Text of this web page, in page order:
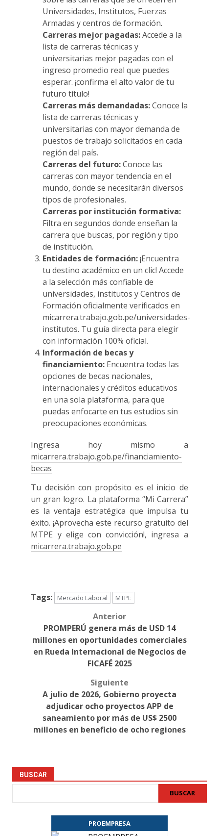
Universidades, Institutos, Fuerzas
Armadas y centros de formación.
Carreras mejor pagadas:Accede a la
lista de carreras técnicas y
universitarias mejor pagadas con el
ingreso promedio real que puedes
esperar. ¡confirma el alto valor de tu
futuro título!
Carreras más demandadas:Conoce la
lista de carreras técnicas y
universitarias con mayor demanda de
puestos de trabajo solicitados en cada
región del país.
Carreras del futuro:Conoce las
carreras con mayor tendencia en el
mundo, donde se necesitarán diversos
tipos de profesionales.
Carreras por institución formativa:
Filtra en segundos donde enseñan la
carrera que buscas, por región y tipo
de institución.
Entidades de formación:¡Encuentra
tu destino académico en un clic! Accede
a la selección más confiable de
universidades, institutos y Centros de
Formación oficialmente verificados en
micarrera.trabajo.gob.pe/universidades-
institutos. Tu guía directa para elegir
con información 100% oficial.
Información de becas y
financiamiento: Encuentra todas las
opciones de becas nacionales,
internacionales y créditos educativos
en una sola plataforma, para que
puedas enfocarte en tus estudios sin
preocupaciones económicas.
Ingresa hoy mismo a
micarrera.trabajo.gob.pe/financiamiento-
becas
Tu decisión con propósito es el inicio de
un gran logro. La plataforma “Mi Carrera”
es la ventaja estratégica que impulsa tu
éxito. ¡Aprovecha este recurso gratuito del
MTPE y elige con convicción!, ingresa a
micarrera.trabajo.gob.pe
Tags: Mercado Laboral MTPE
navigation
Anterior
PROMPERÚ genera más de USD 14
millones en oportunidades comerciales
en Rueda Internacional de Negocios de
FICAFÉ 2025
Siguiente
A julio de 2026, Gobierno proyecta
adjudicar ocho proyectos APP de
saneamiento por más de US$ 2500
millones en beneficio de ocho regiones
BUSCAR
BUSCAR
PROEMPRESA